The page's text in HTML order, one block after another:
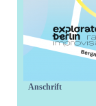
Anschrift